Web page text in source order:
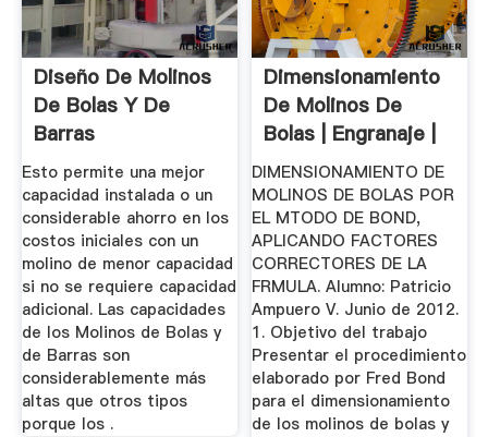
Diseño De Molinos
De Bolas Y De
Barras
Esto permite una mejor
capacidad instalada o un
considerable ahorro en los
costos iniciales con un
molino de menor capacidad
si no se requiere capacidad
adicional. Las capacidades
de los Molinos de Bolas y
de Barras son
considerablemente más
altas que otros tipos
porque los .
Dimensionamiento
De Molinos De
Bolas | Engranaje |
Energía ...
DIMENSIONAMIENTO DE
MOLINOS DE BOLAS POR
EL MTODO DE BOND,
APLICANDO FACTORES
CORRECTORES DE LA
FRMULA. Alumno: Patricio
Ampuero V. Junio de 2012.
1. Objetivo del trabajo
Presentar el procedimiento
elaborado por Fred Bond
para el dimensionamiento
de los molinos de bolas y